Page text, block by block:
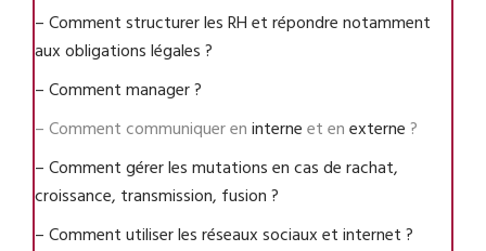
– Comment structurer les RH et répondre notamment
aux obligations légales ?
– Comment manager ?
– Comment communiquer eninterneet enexterne?
– Comment gérer les mutations en cas de rachat,
croissance, transmission, fusion ?
– Comment utiliser les réseaux sociaux et internet ?